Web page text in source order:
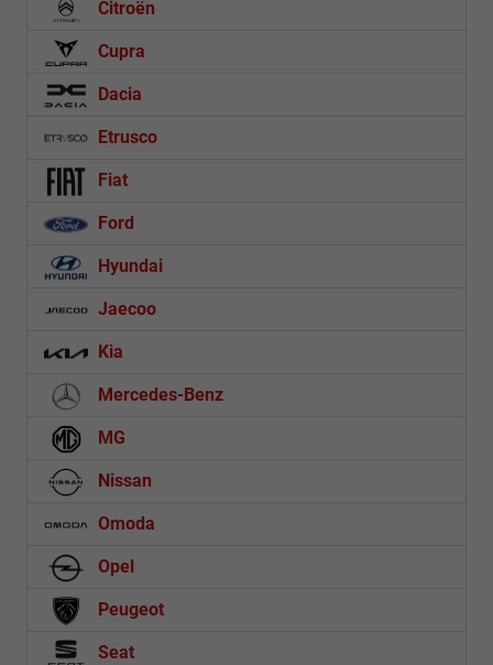
Citroën
Cupra
Dacia
Etrusco
Fiat
Ford
Hyundai
Jaecoo
Kia
Mercedes-Benz
MG
Nissan
Omoda
Opel
Peugeot
Seat